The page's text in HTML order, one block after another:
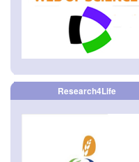
Research4Life